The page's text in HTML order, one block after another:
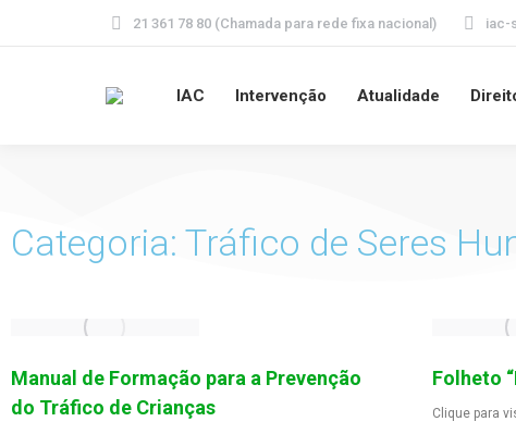
21 361 78 80 (Chamada para rede fixa nacional) iac-
IAC Intervenção Atualidade
Categoria: Tráfico de Seres
Manual de Formação para a Prevenção
do Tráfico de Crianças
Folheto
Clique para